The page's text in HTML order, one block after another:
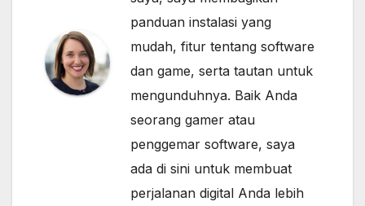
panduan instalasi yang
mudah, fitur tentang software
dan game, serta tautan untuk
mengunduhnya. Baik Anda
seorang gamer atau
penggemar software, saya
ada di sini untuk membuat
perjalanan digital Anda lebih